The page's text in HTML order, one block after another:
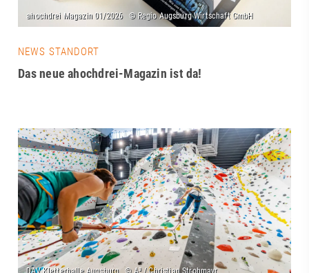
NEWS STANDORT
Das neue ahochdrei-Magazin ist da!